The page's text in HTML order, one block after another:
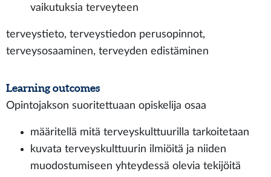
vaikutuksia terveyteen
terveystieto, terveystiedon perusopinnot,
terveysosaaminen, terveyden edistäminen
Learning outcomes
Opintojakson suoritettuaan opiskelija osaa
määritellä mitä terveyskulttuurilla tarkoitetaan
kuvata terveyskulttuurin ilmiöitä ja niiden
muodostumiseen yhteydessä olevia tekijöitä